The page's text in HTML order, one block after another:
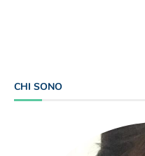
CHI SONO